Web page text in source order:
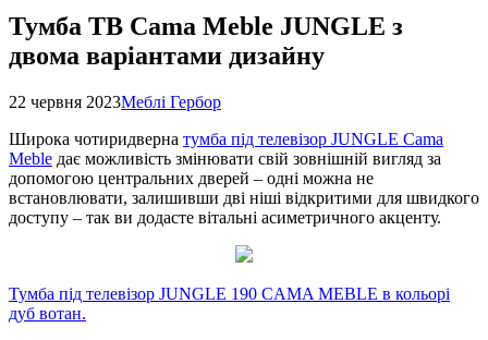
Тумба ТВ Cama Meble JUNGLE з
двома варіантами дизайну
22 червня 2023Меблі Гербор
Широка чотиридверна тумба під телевізор JUNGLE Cama
Meble дає можливість змінювати свій зовнішній вигляд за
допомогою центральних дверей – одні можна не
встановлювати, залишивши дві ніші відкритими для швидкого
доступу – так ви додасте вітальні асиметричного акценту.
Тумба під телевізор JUNGLE 190 CAMA MEBLE в кольорі
дуб вотан.